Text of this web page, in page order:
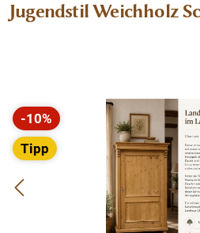
Jugendstil Weichholz
Bildergalerie überspringen
-10%
Rabatt
Tipp